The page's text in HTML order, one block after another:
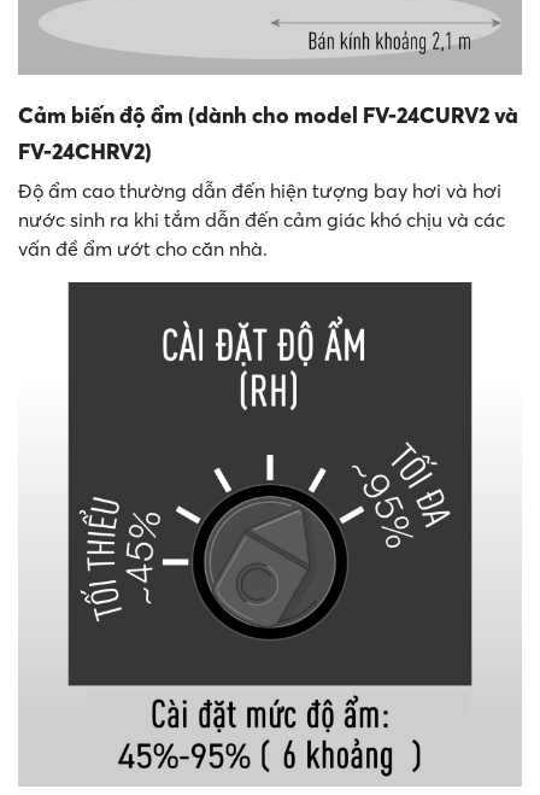
Cảm biến độ ẩm (dành cho model FV-24CURV2 và
FV-24CHRV2)
Độ ẩm cao thường dẫn đến hiện tượng bay hơi và hơi
nước sinh ra khi tắm dẫn đến cảm giác khó chịu và các
vấn đề ẩm ướt cho căn nhà.